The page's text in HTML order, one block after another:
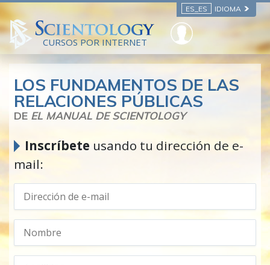
ES_ES IDIOMA
CURSOS POR INTERNET
LOS FUNDAMENTOS DE LAS
RELACIONES PÚBLICAS
DE EL MANUAL DE SCIENTOLOGY
Inscríbete usando tu dirección de e-
mail: